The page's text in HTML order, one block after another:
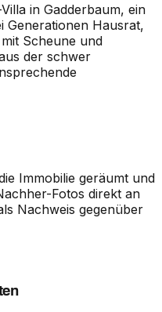
in Gadderbaum, ein
Generationen Hausrat,
Scheune und
der schwer
Immobilie geräumt und
Fotos direkt an
Nachweis gegenüber